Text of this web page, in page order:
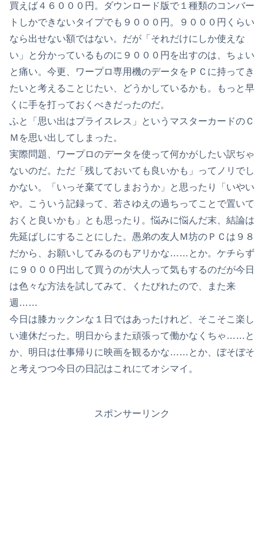
買えば４６０００円。ダウンロード版で１種類のコンバー
トしかできないタイプでも９０００円。９０００円くらい
なら出せない額ではない。だが「それだけにしか使えな
い」と分かっているものに９０００円を出すのは、ちょい
と痛い。今更、ワープロ専用機のデータをＰＣに持ってき
たいと考えることじたい、どうかしているかも。もっと早
くに手を打っておくべきだったのだ。
ふと「思い出はプライスレス」というマスターカードのＣ
Ｍを思い出してしまった。
実際問題、ワープロのデータを使って何かがしたい訳ぢゃ
ないのだ。ただ「残しておいても良いかも」ってノリでし
かない。「いっそ棄ててしまおうか」と思ったり「いやい
や。こういう記録って、若さゆえの過ちってことで置いて
おくと良いかも」とも思ったり。悩みに悩んだ末、結論は
先延ばしにすることにした。愚弟の友人Ｍ坊のＰＣは９８
だから、お願いしてみるのもアリかな……とか。ケチらず
に９０００円出して買うのが大人って気もするのだが今日
は色々な方法を試してみて、くたびれたので、また来
週……
今日は膝カックンな１日ではあったけれど、そこそこ楽し
い連休だった。明日からまた頑張って働かなくちゃ……と
か、明日は仕事帰りに映画を観るかな……とか、ぼそぼそ
と考えつつ今日の日記はこれにてオシマイ。
スポンサーリンク